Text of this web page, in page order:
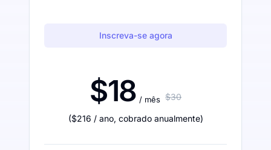
Inscreva-se agora
$18 / mês $30
($216 / ano, cobrado anualmente)